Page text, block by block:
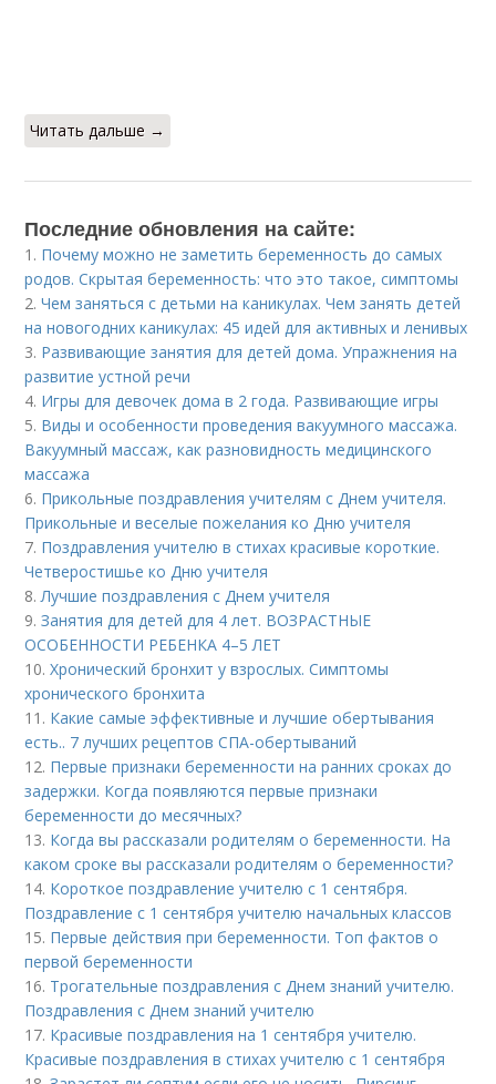
Читать дальше →
Последние обновления на сайте:
1. Почему можно не заметить беременность до самых
родов. Скрытая беременность: что это такое, симптомы
2.Чем заняться с детьми на каникулах. Чем занять детей
на новогодних каникулах: 45 идей для активных и ленивых
3. Развивающие занятия для детей дома. Упражнения на
развитие устной речи
4. Игры для девочек дома в 2 года. Развивающие игры
5. Виды и особенности проведения вакуумного массажа.
Вакуумный массаж, как разновидность медицинского
массажа
6. Прикольные поздравления учителям с Днем учителя.
Прикольные и веселые пожелания ко Дню учителя
7. Поздравления учителю в стихах красивые короткие.
Четверостишье ко Дню учителя
8.Лучшие поздравления с Днем учителя
9.Занятия для детей для 4 лет. ВОЗРАСТНЫЕ
ОСОБЕННОСТИ РЕБЕНКА 4–5 ЛЕТ
10.Хронический бронхит у взрослых. Симптомы
хронического бронхита
11. Какие самые эффективные и лучшие обертывания
есть.. 7 лучших рецептов СПА-обертываний
12. Первые признаки беременности на ранних сроках до
задержки. Когда появляются первые признаки
беременности до месячных?
13. Когда вы рассказали родителям о беременности. На
каком сроке вы рассказали родителям о беременности?
14. Короткое поздравление учителю с 1 сентября.
Поздравление с 1 сентября учителю начальных классов
15. Первые действия при беременности. Топ фактов о
первой беременности
16. Трогательные поздравления с Днем знаний учителю.
Поздравления с Днем знаний учителю
17. Красивые поздравления на 1 сентября учителю.
Красивые поздравления в стихах учителю с 1 сентября